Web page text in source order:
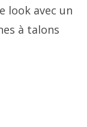
look avec un
à talons